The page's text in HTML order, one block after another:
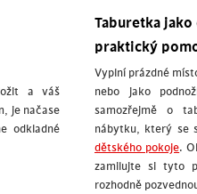
a váš
je načase
odkladné
Taburetka
praktický
Vyplní prázdné
nebo jako
samozřejmě o
nábytku, který se
dětského pokoje.
zamilujte si tyto
rozhodně